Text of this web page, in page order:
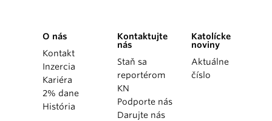
O nás
Kontakt
Inzercia
Kariéra
2% dane
História
Kontaktujte
nás
Staň sa
reportérom
KN
Podporte nás
Darujte nás
Katolícke
noviny
Aktuálne
číslo